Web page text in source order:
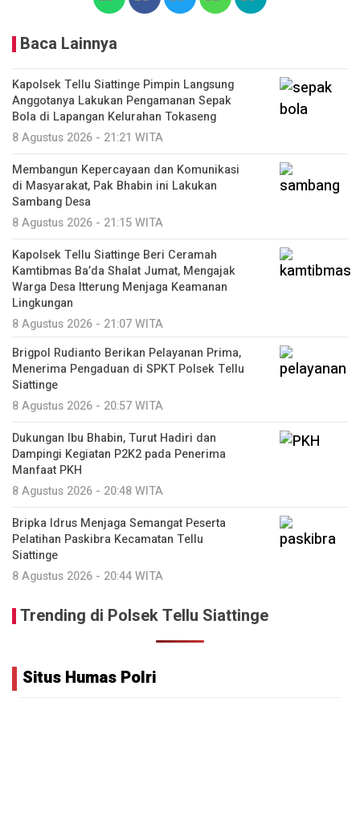
Baca Lainnya
Kapolsek Tellu Siattinge Pimpin Langsung
Anggotanya Lakukan Pengamanan Sepak
Bola di Lapangan Kelurahan Tokaseng
8 Agustus 2026 - 21:21 WITA
Membangun Kepercayaan dan Komunikasi
di Masyarakat, Pak Bhabin ini Lakukan
Sambang Desa
8 Agustus 2026 - 21:15 WITA
Kapolsek Tellu Siattinge Beri Ceramah
Kamtibmas Ba’da Shalat Jumat, Mengajak
Warga Desa Itterung Menjaga Keamanan
Lingkungan
8 Agustus 2026 - 21:07 WITA
Brigpol Rudianto Berikan Pelayanan Prima,
Menerima Pengaduan di SPKT Polsek Tellu
Siattinge
8 Agustus 2026 - 20:57 WITA
Dukungan Ibu Bhabin, Turut Hadiri dan
Dampingi Kegiatan P2K2 pada Penerima
Manfaat PKH
8 Agustus 2026 - 20:48 WITA
Bripka Idrus Menjaga Semangat Peserta
Pelatihan Paskibra Kecamatan Tellu
Siattinge
8 Agustus 2026 - 20:44 WITA
Trending di Polsek Tellu Siattinge
Situs Humas Polri